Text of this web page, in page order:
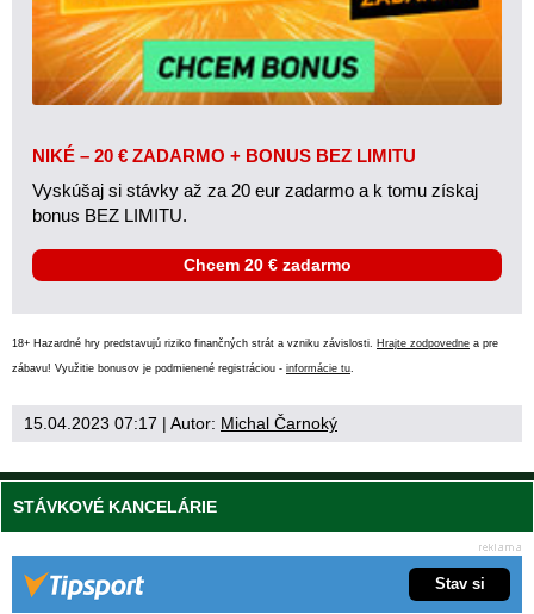
NIKÉ – 20 € ZADARMO + BONUS BEZ LIMITU
Vyskúšaj si stávky až za 20 eur zadarmo a k tomu získaj
bonus BEZ LIMITU.
Chcem 20 € zadarmo
18+ Hazardné hry predstavujú riziko finančných strát a vzniku závislosti. Hrajte zodpovedne a pre
zábavu! Využitie bonusov je podmienené registráciou - informácie tu.
15.04.2023 07:17 | Autor: Michal Čarnoký
STÁVKOVÉ KANCELÁRIE
Stav si